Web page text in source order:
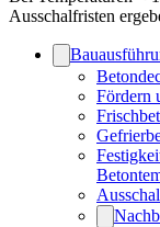
Ausschalfristen
Fördern